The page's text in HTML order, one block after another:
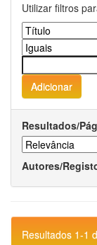
Utilizar filtros
Resultados/
Autores/
Resultados 1-1